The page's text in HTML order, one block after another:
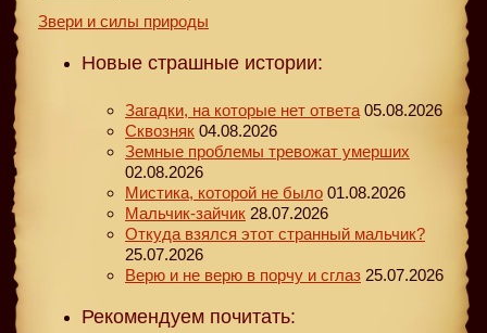
Звери и силы природы
Новые страшные истории:
Загадки, на которые нет ответа 05.08.2026
Сквозняк 04.08.2026
Земные проблемы тревожат умерших
02.08.2026
Мистика, которой не было 01.08.2026
Мальчик-зайчик 28.07.2026
Откуда взялся этот странный мальчик?
25.07.2026
Верю и не верю в порчу и сглаз 25.07.2026
Рекомендуем почитать: